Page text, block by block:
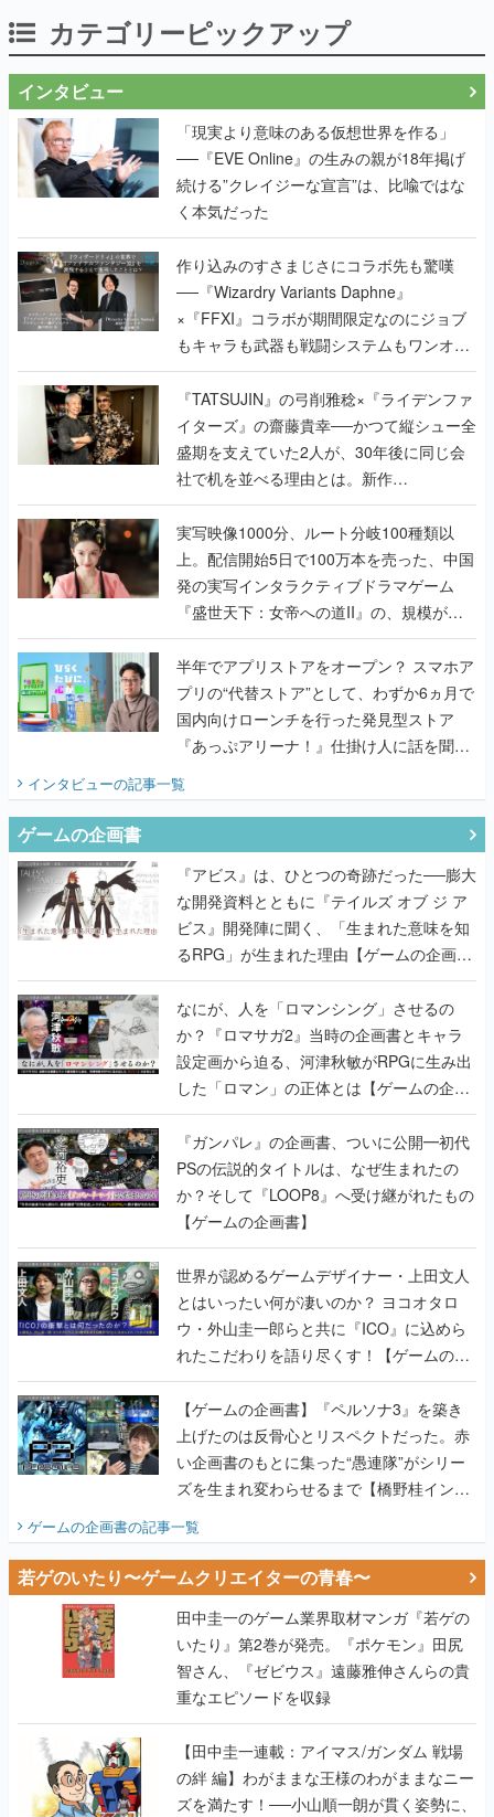
カテゴリーピックアップ
インタビュー
「現実より意味のある仮想世界を作る」
──『EVE Online』の生みの親が18年掲げ
続ける”クレイジーな宣言”は、比喩ではな
く本気だった
作り込みのすさまじさにコラボ先も驚嘆
──『Wizardry Variants Daphne』
×『FFXI』コラボが期間限定なのにジョブ
もキャラも武器も戦闘システムもワンオフ
で作り込まれた理由を両ディレクターに聞
く
『TATSUJIN』の弓削雅稔×『ライデンファ
イターズ』の齋藤貴幸──かつて縦シュー全
盛期を支えていた2人が、30年後に同じ会
社で机を並べる理由とは。新作
『TATSUJIN EXTREME』で初タッグを組
んだレジェンド2人に訊く開発秘話
実写映像1000分、ルート分岐100種類以
上。配信開始5日で100万本を売った、中国
発の実写インタラクティブドラマゲーム
『盛世天下：女帝への道II』の、規模が違
うこだわりをプロデューサーに聞いた
半年でアプリストアをオープン？ スマホア
プリの“代替ストア”として、わずか6ヵ月で
国内向けローンチを行った発見型ストア
『あっぷアリーナ！』仕掛け人に話を聞い
インタビューの記事一覧
ゲームの企画書
『アビス』は、ひとつの奇跡だった──膨大
な開発資料とともに『テイルズ オブ ジ ア
ビス』開発陣に聞く、「生まれた意味を知
るRPG」が生まれた理由【ゲームの企画
書】
なにが、人を「ロマンシング」させるの
か？『ロマサガ2』当時の企画書とキャラ
設定画から迫る、河津秋敏がRPGに生み出
した「ロマン」の正体とは【ゲームの企画
書】
『ガンパレ』の企画書、ついに公開━初代
PSの伝説的タイトルは、なぜ生まれたの
か？そして『LOOP8』へ受け継がれたもの
【ゲームの企画書】
世界が認めるゲームデザイナー・上田文人
とはいったい何が凄いのか？ ヨコオタロ
ウ・外山圭一郎らと共に『ICO』に込めら
れたこだわりを語り尽くす！【ゲームの企
画書】
【ゲームの企画書】『ペルソナ3』を築き
上げたのは反骨心とリスペクトだった。赤
い企画書のもとに集った“愚連隊”がシリー
ズを生まれ変わらせるまで【橋野桂インタ
ゲームの企画書の記事一覧
若ゲのいたり〜ゲームクリエイターの青春〜
田中圭一のゲーム業界取材マンガ『若ゲの
いたり』第2巻が発売。『ポケモン』田尻
智さん、『ゼビウス』遠藤雅伸さんらの貴
重なエピソードを収録
【田中圭一連載：アイマス/ガンダム 戦場
の絆 編】わがままな王様のわがままなニー
ズを満たす！──小山順一朗が貫く姿勢に、